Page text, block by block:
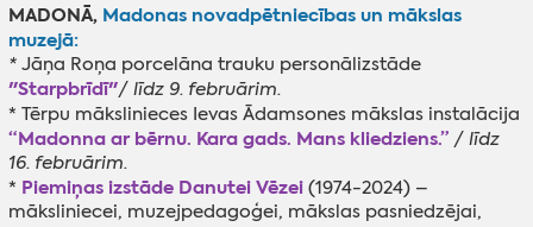
MADONĀ, Madonas novadpētniecības un mākslas
muzejā:
* Jāņa Roņa porcelāna trauku personālizstāde
"Starpbrīdī"/ līdz 9. februārim.
* Tērpu mākslinieces Ievas Ādamsones mākslas instalācija
“Madonna ar bērnu. Kara gads. Mans kliedziens.”/ līdz
16. februārim.
* Piemiņas izstāde Danutei Vēzei (1974-2024) –
māksliniecei, muzejpedagoģei, mākslas pasniedzējai,